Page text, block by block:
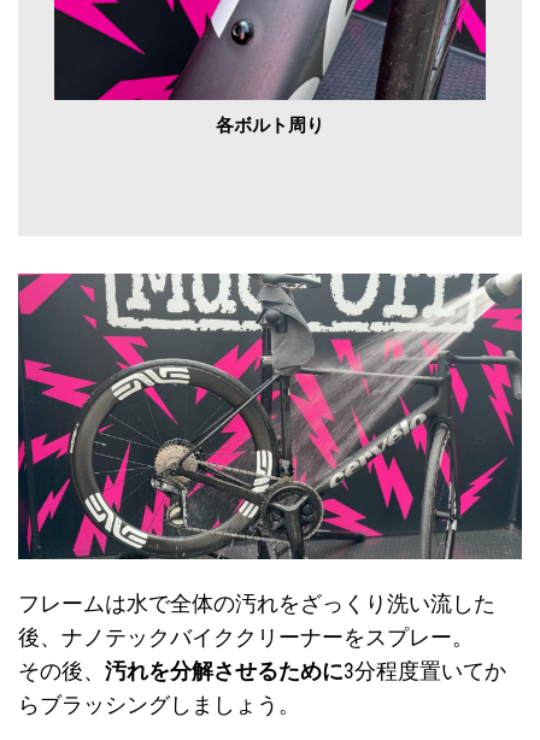
各ボルト周り
フレームは水で全体の汚れをざっくり洗い流した
後、ナノテックバイククリーナーをスプレー。
その後、 汚れを分解させるために3分程度置いてか
らブラッシングしましょう。